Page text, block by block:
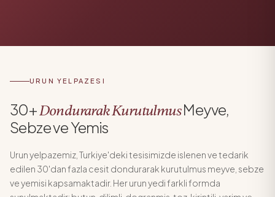
URUN YELPAZESI
30+Dondurarak KurutulmusMeyve,
Sebze ve Yemis
Urun yelpazemiz, Turkiye'deki tesisimizde islenen ve tedarik
edilen 30'dan fazla cesit dondurarak kurutulmus meyve, sebze
ve yemisi kapsamaktadir. Her urun yedi farkli formda